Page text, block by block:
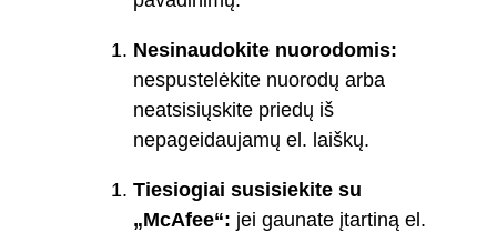
Nesinaudokite nuorodomis:
nespustelėkite nuorodų arba
neatsisiųskite priedų iš
nepageidaujamų el. laiškų.
Tiesiogiai susisiekite su
„McAfee“: jei gaunate įtartiną el.